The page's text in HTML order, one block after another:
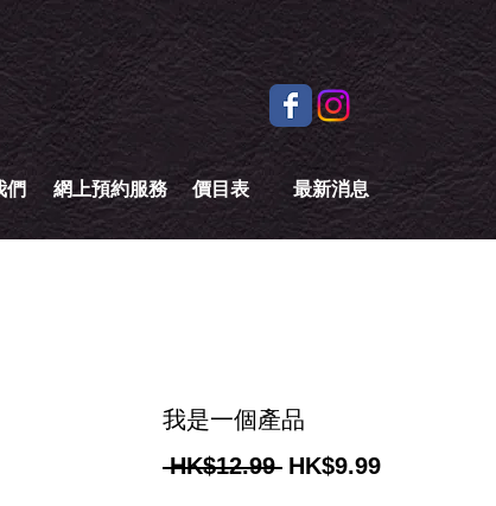
們 網上預約服務 價目表 最新消息
我是一個產品
HK$12.99 一
HK$9.99促